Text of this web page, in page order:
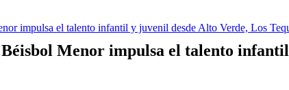
impulsa el talento infantil y juvenil desde Alto Verde, Los
Béisbol Menor impulsa el talento